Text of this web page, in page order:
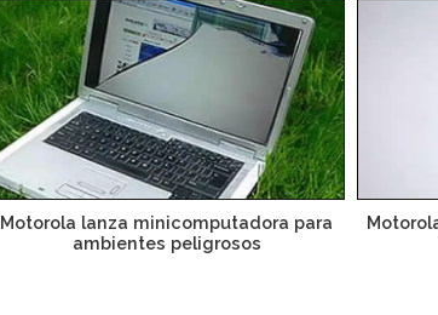
Motorola lanza minicomputadora para
ambientes peligrosos